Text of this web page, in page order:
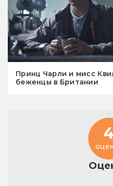
Принц Чарли и мисс
беженцы в Британии